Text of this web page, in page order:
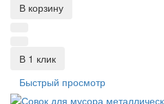
В корзину
В 1 клик
Быстрый просмотр